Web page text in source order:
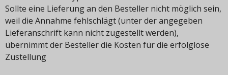
Sollte eine Lieferung an den Besteller nicht möglich sein,
weil die Annahme fehlschlägt (unter der angegeben
Lieferanschrift kann nicht zugestellt werden),
übernimmt der Besteller die Kosten für die erfolglose
Zustellung